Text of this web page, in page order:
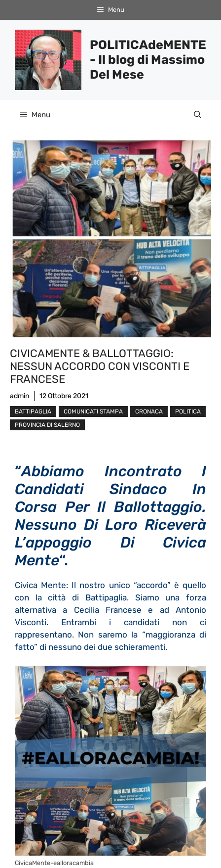
al
contenuto
Menu
POLITICAdeMENTE
- Il blog di Massimo
Del Mese
Menu
CIVICAMENTE & BALLOTTAGGIO:
NESSUN ACCORDO CON VISCONTI E
FRANCESE
admin 12 Ottobre 2021
BATTIPAGLIA COMUNICATI STAMPA CRONACA
POLITICA
PROVINCIA DI SALERNO
“Abbiamo Incontrato I
Candidati Sindaco In
Corsa Per Il Ballottaggio.
Nessuno Di Loro Riceverà
L’appoggio Di Civica
Mente“.
Civica Mente: Il nostro unico “accordo” è quello
con la città di Battipaglia. Siamo una forza
alternativa a Cecilia Francese e ad Antonio
Visconti. Entrambi i candidati non ci
rappresentano. Non saremo la “maggioranza di
fatto” di nessuno dei due schieramenti.
CivicaMente-ealloracambia